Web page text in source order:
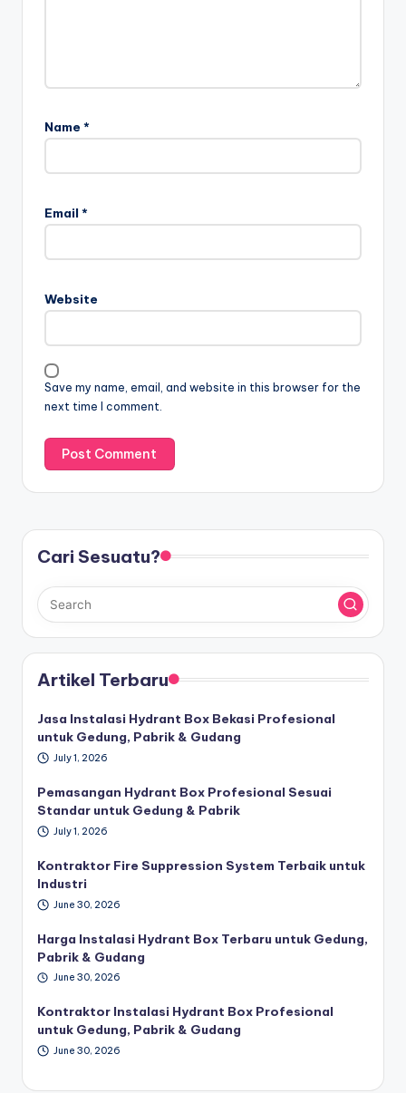
Name *
Email *
Website
Save my name, email, and website in this browser for the
next time I comment.
Cari Sesuatu?
Artikel Terbaru
Jasa Instalasi Hydrant Box Bekasi Profesional
untuk Gedung, Pabrik & Gudang
July 1, 2026
Pemasangan Hydrant Box Profesional Sesuai
Standar untuk Gedung & Pabrik
July 1, 2026
Kontraktor Fire Suppression System Terbaik untuk
Industri
June 30, 2026
Harga Instalasi Hydrant Box Terbaru untuk Gedung,
Pabrik & Gudang
June 30, 2026
Kontraktor Instalasi Hydrant Box Profesional
untuk Gedung, Pabrik & Gudang
June 30, 2026